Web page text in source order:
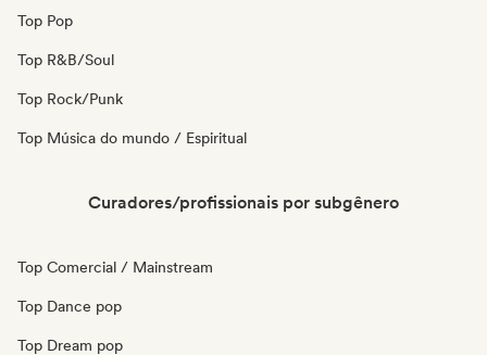
Top Pop
Top R&B/Soul
Top Rock/Punk
Top Música do mundo / Espiritual
Curadores/profissionais por subgênero
Top Comercial / Mainstream
Top Dance pop
Top Dream pop